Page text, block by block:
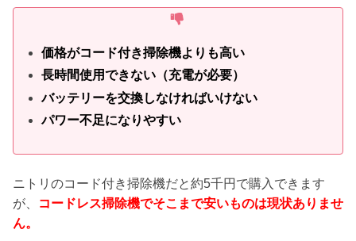
価格がコード付き掃除機よりも高い
長時間使用できない（充電が必要）
バッテリーを交換しなければいけない
パワー不足になりやすい
ニトリのコード付き掃除機だと約5千円で購入できます
が、
コードレス掃除機でそこまで安いものは現状ありませ
ん。